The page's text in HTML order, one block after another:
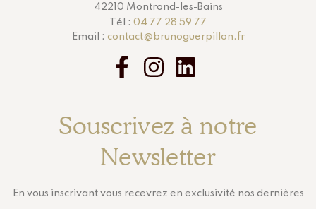
42210 Montrond-les-Bains
Tél : 04 77 28 59 77
Email : contact@brunoguerpillon.fr
Souscrivez à notre
Newsletter
En vous inscrivant vous recevrez en exclusivité nos dernières